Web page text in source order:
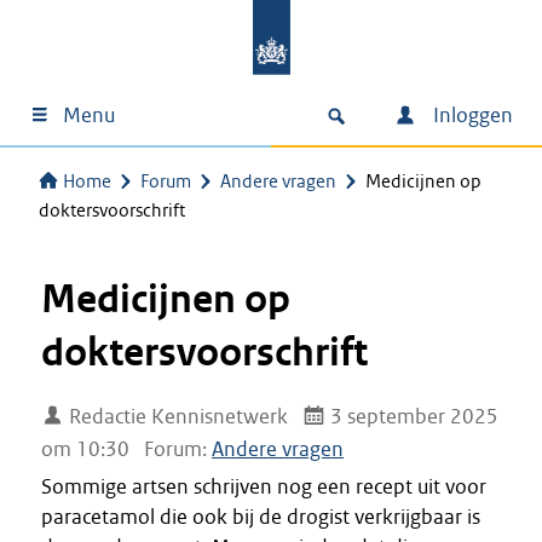
Menu Inloggen
Home Forum Andere vragen
Medicijnen op
doktersvoorschrift
Medicijnen op
doktersvoorschrift
Redactie Kennisnetwerk
3 september 2025
om 10:30
Forum: Andere vragen
Sommige artsen schrijven nog een recept uit voor
paracetamol die ook bij de drogist verkrijgbaar is